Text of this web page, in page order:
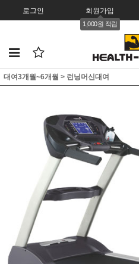
로그인 회원가입
1,000원 적립
대여3개월~6개월 > 런닝머신대여